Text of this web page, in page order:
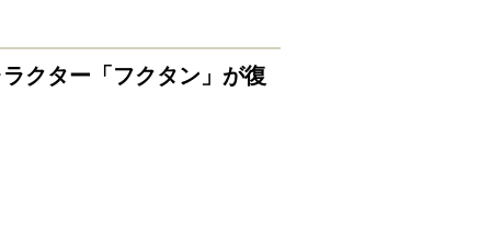
クター「フクタン」が復